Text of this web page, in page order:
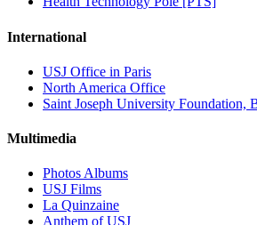
International
USJ Office in Paris
North America Office
Saint Joseph University Foundation,
Multimedia
Photos Albums
USJ Films
La Quinzaine
Anthem of USJ